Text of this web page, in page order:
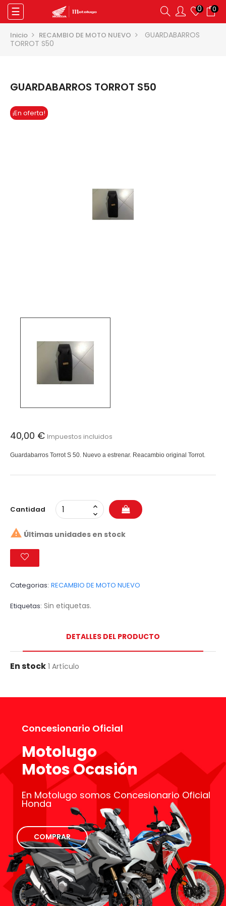
Navegación
de
palanca
☰ 0 0
Inicio RECAMBIO DE MOTO NUEVO
GUARDABARROS
TORROT S50
GUARDABARROS TORROT S50
¡En oferta!
40,00 € Impuestos incluidos
Guardabarros Torrot S 50. Nuevo a estrenar. Reacambio original Torrot.
Cantidad
 Últimas unidades en stock
Categorias: RECAMBIO DE MOTO NUEVO
Etiquetas Sin etiquetas.
DETALLES DEL PRODUCTO
En stock 1 Artículo
Concesionario Oficial
Motolugo
Motos Ocasión
En Motolugo somos Concesionario Oficial
Honda
COMPRAR